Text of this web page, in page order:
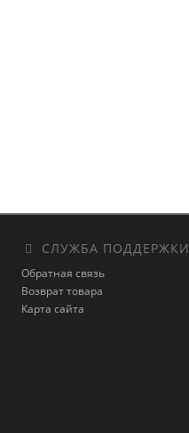
СЛУЖБА ПОДДЕРЖКИ
Обратная связь
Возврат товара
Карта сайта